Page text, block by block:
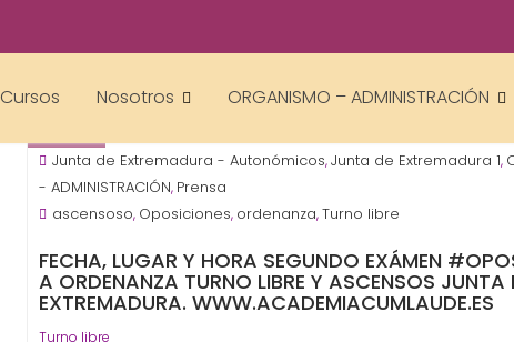
Cursos Nosotros ORGANISMO – ADMINISTRACIÓN
21 academiacumlaudeoposiciones
Junta de Extremadura - Autonómicos,Junta de Extremadura 1,
- ADMINISTRACIÓN, Prensa
ascensoso, Oposiciones, ordenanza,Turno libre
FECHA, LUGAR Y HORA SEGUNDO EXÁMEN
A ORDENANZA TURNO LIBRE Y ASCENSOS JUNTA
EXTREMADURA. WWW.ACADEMIACUMLAUDE.ES
Turno libre